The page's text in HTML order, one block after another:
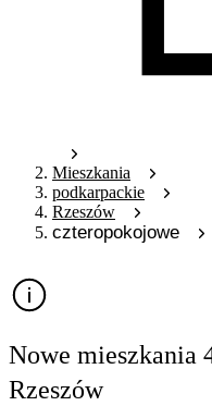
Mieszkania
podkarpackie
Rzeszów
czteropokojowe
Nowe mieszkania
Rzeszów